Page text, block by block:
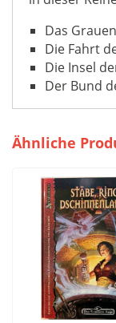
Das
Die Fahrt
Die Insel
Der Bund
Ähnliche